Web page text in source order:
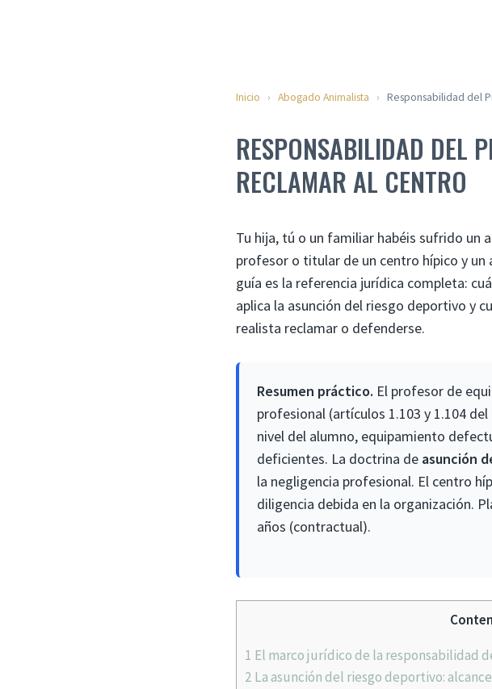
Inicio › Abogado Animalista › Responsabilidad del
RESPONSABILIDAD DEL
RECLAMAR AL CENTRO
Tu hija, tú o un familiar habéis sufrido un
profesor o titular de un centro hípico y
guía es la referencia jurídica completa:
aplica la asunción del riesgo deportivo y
realista reclamar o defenderse.
Resumen práctico. El profesor de
profesional (artículos 1.103 y 1.104
nivel del alumno, equipamiento
deficientes. La doctrina de asunción
la negligencia profesional. El centro
diligencia debida en la organización.
años (contractual).
1 El marco jurídico de la responsabilidad
2 La asunción del riesgo deportivo: